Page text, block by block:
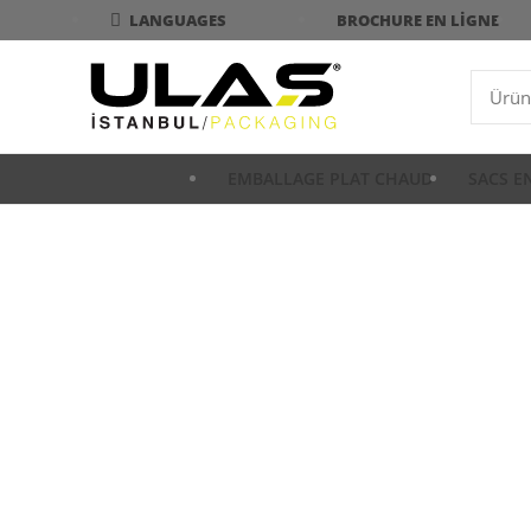
LANGUAGES BROCHURE EN LIGNE
EMBALLAGE PLAT CHAUD SACS